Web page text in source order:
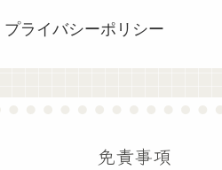
プライバシーポリシー
免責事項